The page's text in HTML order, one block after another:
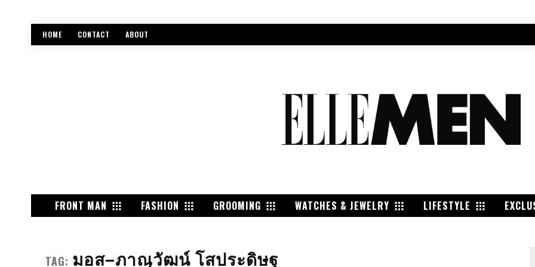
HOME CONTACT ABOUT
FRONT MAN FASHION GROOMING WATCHES & JEWELRY LIFESTYLE
TAG: มอส–ภาณุวัฒน์ โสประดิษฐ